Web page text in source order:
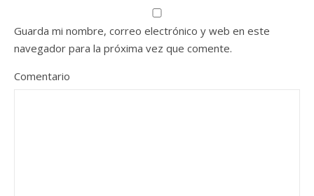
Guarda mi nombre, correo electrónico y web en este
navegador para la próxima vez que comente.
Comentario